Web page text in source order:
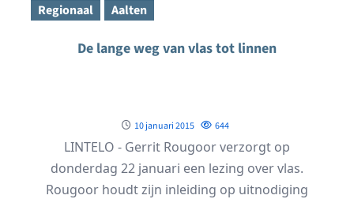
Regionaal Aalten
De lange weg van vlas tot linnen
10 januari 2015 644
LINTELO - Gerrit Rougoor verzorgt op
donderdag 22 januari een lezing over vlas.
Rougoor houdt zijn inleiding op uitnodiging